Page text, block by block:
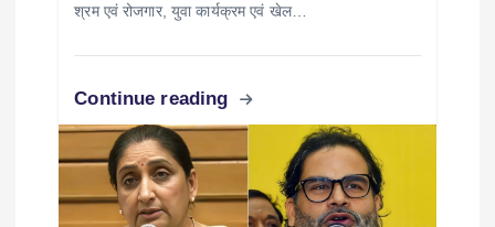
श्रम एवं रोजगार, युवा कार्यक्रम एवं खेल…
Continue reading